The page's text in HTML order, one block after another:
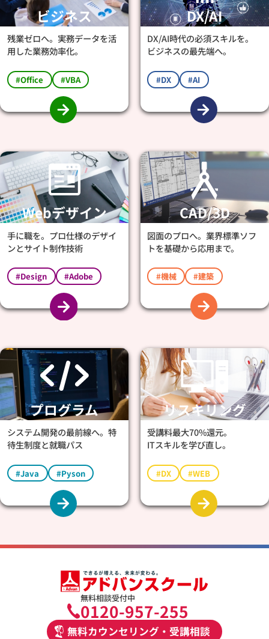
ビジネス
残業ゼロへ。実務データを活
用した業務効率化。
#Office #VBA
DX/AI
DX/AI時代の必須スキルを。
ビジネスの最先端へ。
#DX #AI
Webデザイン
手に職を。プロ仕様のデザイ
ンとサイト制作技術
#Design #Adobe
CAD/3D
図面のプロへ。業界標準ソフ
トを基礎から応用まで。
#機械 #建築
プログラム
システム開発の最前線へ。特
待生制度と就職パス
#Java #Pyson
リスキリング
受講料最大70%還元。
ITスキルを学び直し。
#DX #WEB
無料カウンセリング・受講相談
無料相談受付中
0120-957-255